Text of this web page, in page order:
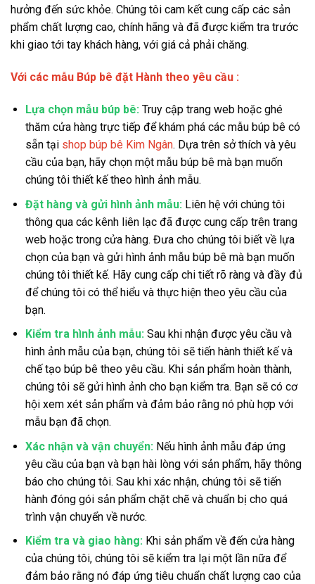
hưởng đến sức khỏe. Chúng tôi cam kết cung cấp các sản
phẩm chất lượng cao, chính hãng và đã được kiểm tra trước
khi giao tới tay khách hàng, với giá cả phải chăng.
Với các mẫu Búp bê đặt Hành theo yêu cầu :
Lựa chọn mẫu búp bê:Truy cập trang web hoặc ghé
thăm cửa hàng trực tiếp để khám phá các mẫu búp bê có
sẵn tại shop búp bê Kim Ngân. Dựa trên sở thích và yêu
cầu của bạn, hãy chọn một mẫu búp bê mà bạn muốn
chúng tôi thiết kế theo hình ảnh mẫu.
Đặt hàng và gửi hình ảnh mẫu: Liên hệ với chúng tôi
thông qua các kênh liên lạc đã được cung cấp trên trang
web hoặc trong cửa hàng. Đưa cho chúng tôi biết về lựa
chọn của bạn và gửi hình ảnh mẫu búp bê mà bạn muốn
chúng tôi thiết kế. Hãy cung cấp chi tiết rõ ràng và đầy đủ
để chúng tôi có thể hiểu và thực hiện theo yêu cầu của
bạn.
Kiểm tra hình ảnh mẫu:Sau khi nhận được yêu cầu và
hình ảnh mẫu của bạn, chúng tôi sẽ tiến hành thiết kế và
chế tạo búp bê theo yêu cầu. Khi sản phẩm hoàn thành,
chúng tôi sẽ gửi hình ảnh cho bạn kiểm tra. Bạn sẽ có cơ
hội xem xét sản phẩm và đảm bảo rằng nó phù hợp với
mẫu bạn đã chọn.
Xác nhận và vận chuyển: Nếu hình ảnh mẫu đáp ứng
yêu cầu của bạn và bạn hài lòng với sản phẩm, hãy thông
báo cho chúng tôi. Sau khi xác nhận, chúng tôi sẽ tiến
hành đóng gói sản phẩm chặt chẽ và chuẩn bị cho quá
trình vận chuyển về nước.
Kiểm tra và giao hàng:Khi sản phẩm về đến cửa hàng
của chúng tôi, chúng tôi sẽ kiểm tra lại một lần nữa để
đảm bảo rằng nó đáp ứng tiêu chuẩn chất lượng cao của